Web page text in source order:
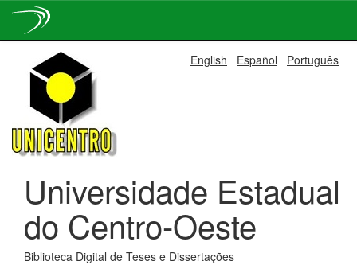
navigation
English Español Português
Universidade Estadual
do Centro-Oeste
Biblioteca Digital de Teses e Dissertações